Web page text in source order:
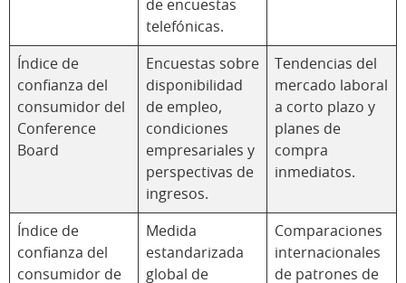
de encuestas
telefónicas.
Índice de
confianza del
consumidor del
Conference
Board
Encuestas sobre
disponibilidad
de empleo,
condiciones
empresariales y
perspectivas de
ingresos.
Tendencias del
mercado laboral
a corto plazo y
planes de
compra
inmediatos.
Índice de
confianza del
consumidor de
Medida
estandarizada
global de
Comparaciones
internacionales
de patrones de